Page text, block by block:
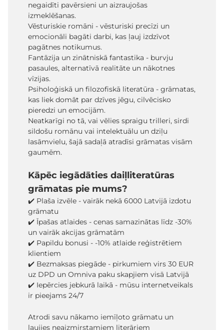
negaidīti pavērsieni un aizraujošas
izmeklēšanas.
Vēsturiskie romāni - vēsturiski precīzi un
emocionāli bagāti darbi, kas ļauj izdzīvot
pagātnes notikumus.
Fantāzija un zinātniskā fantastika - burvju
pasaules, alternatīvā realitāte un nākotnes
vīzijas.
Psiholoģiskā un filozofiskā literatūra - grāmatas,
kas liek domāt par dzīves jēgu, cilvēcisko
pieredzi un emocijām.
Neatkarīgi no tā, vai vēlies spraigu trilleri, sirdi
sildošu romānu vai intelektuālu un dziļu
lasāmvielu, šajā sadaļā atradīsi grāmatas visām
gaumēm.
Kāpēc iegādāties daiļliteratūras
grāmatas pie mums?
✔️ Plaša izvēle - vairāk nekā 6000 Latvijā izdotu
grāmatu
✔️ Īpašas atlaides - cenas samazinātas līdz -30%
un vairāk akcijas grāmatām
✔️ Papildu bonusi - -10% atlaide reģistrētiem
klientiem
✔️ Bezmaksas piegāde - pirkumiem virs 30 EUR
uz DPD un Omniva paku skapjiem visā Latvijā
✔️ Iepērcies jebkurā laikā - mūsu internetveikals
ir pieejams 24/7
Atrodi savu nākamo iemīļoto grāmatu un
ļaujies neaizmirstamiem literāriem